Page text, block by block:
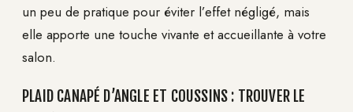
un peu de pratique pour éviter l’effet négligé, mais
elle apporte une touche vivante et accueillante à votre
salon.
PLAID CANAPÉ D’ANGLE ET COUSSINS : TROUVER LE